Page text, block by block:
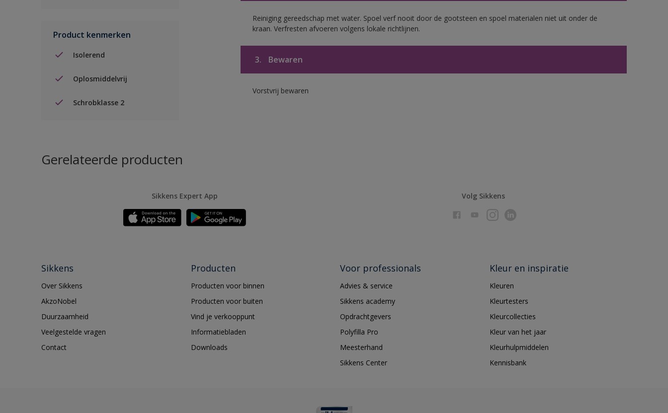
Product kenmerken
Isolerend
Oplosmiddelvrij
Schrobklasse 2
Reiniging gereedschap met water. Spoel verf nooit door de gootsteen en spoel materialen niet uit onder de
kraan. Verfresten afvoeren volgens lokale richtlijnen.
3. Bewaren
Vorstvrij bewaren
Gerelateerde producten
Sikkens Expert App Volg Sikkens
Sikkens
Over Sikkens
AkzoNobel
Duurzaamheid
Veelgestelde vragen
Contact
Producten
Producten voor binnen
Producten voor buiten
Vind je verkooppunt
Informatiebladen
Downloads
Voor professionals
Advies & service
Sikkens academy
Opdrachtgevers
Polyfilla Pro
Meesterhand
Sikkens Center
Kleur en inspiratie
Kleuren
Kleurtesters
Kleurcollecties
Kleur van het jaar
Kleurhulpmiddelen
Kennisbank